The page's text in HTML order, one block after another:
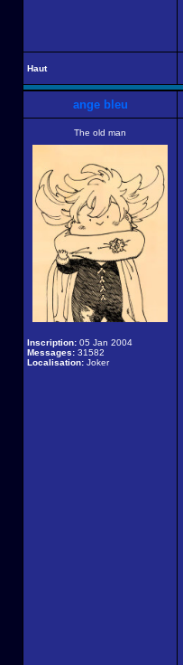
Haut
ange bleu
The old man
Inscription: 05 Jan 2004
Messages: 31582
Localisation: Joker